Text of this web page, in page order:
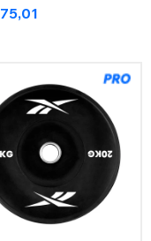
75,01